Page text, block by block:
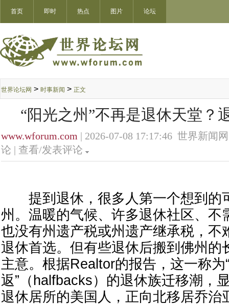
首页 即时 热点 图片 论坛
世界论坛网 > 时事新闻 > 正文
“阳光之州”不再是退休天堂？
www.wforum.com | 2026-07-08 17:17:46 世界新闻
论 | 查看/发表评论
提到退休，很多人第一个想到的
州。温暖的气候、许多退休社区、不
也没有州遗产税或州遗产继承税，不
退休首选。但有些退休后搬到佛州的
主意。根据Realtor的报告，这一称为
返”（halfbacks）的退休族迁移潮，
退休居所的美国人，正向北移居乔治